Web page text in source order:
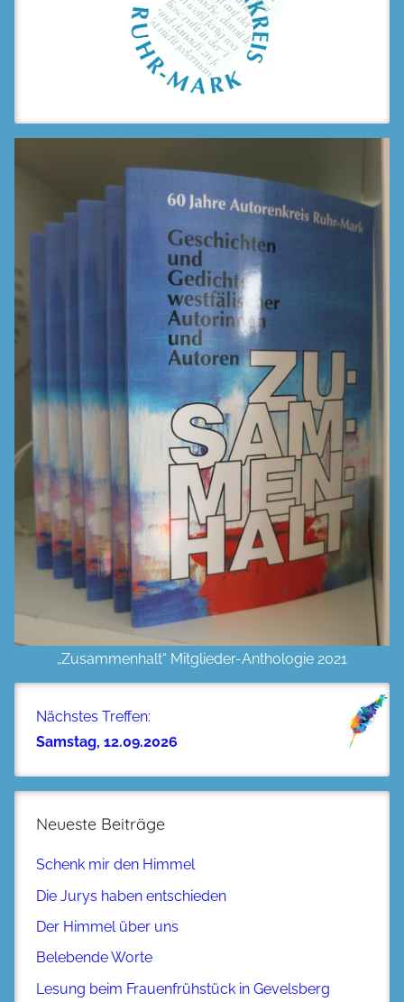
„Zusammenhalt“ Mitglieder-Anthologie 2021
Nächstes Treffen:
Samstag, 12.09.2026
Neueste Beiträge
Schenk mir den Himmel
Die Jurys haben entschieden
Der Himmel über uns
Belebende Worte
Lesung beim Frauenfrühstück in Gevelsberg